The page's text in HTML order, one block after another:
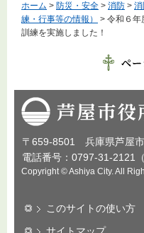
ホーム > 防災・安全 > 消防 > 消
練・行事等の情報）
> 令和６
訓練を実施しました！
芦屋市役所
〒659-8501 兵庫県芦屋
電話番号：0797-31-2121（
Copyright © Ashiya City. All
このサイトの使い方